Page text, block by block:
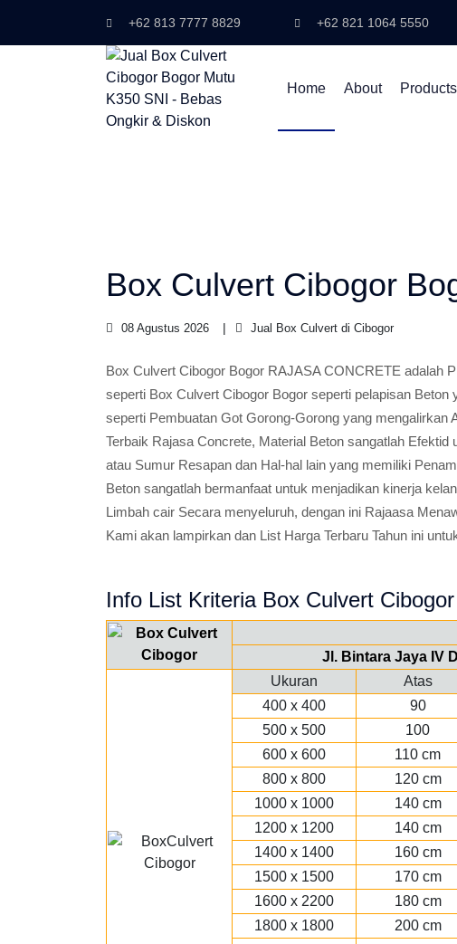
+62 813 7777 8829 +62 821 1064 5550
Home About Products
Box Culvert Cibogor
08 Agustus 2026 Jual Box Culvert di Cibogor
Box Culvert Cibogor Bogor RAJASA CONCRETE adalah
seperti Box Culvert Cibogor Bogor seperti pelapisan
seperti Pembuatan Got Gorong-Gorong yang mengalirkan
Terbaik Rajasa Concrete, Material Beton sangatlah
atau Sumur Resapan dan Hal-hal lain yang memiliki
Beton sangatlah bermanfaat untuk menjadikan kinerja
Limbah cair Secara menyeluruh, dengan ini Rajaasa
Kami akan lampirkan dan List Harga Terbaru Tahun ini
Info List Kriteria Box Culvert
Jl. Bintara Jaya IV
Ukuran
Atas
400 x 400
90
500 x 500
100
600 x 600
110 cm
800 x 800
120 cm
1000 x 1000
140 cm
1200 x 1200
140 cm
1400 x 1400
160 cm
1500 x 1500
170 cm
1600 x 2200
180 cm
1800 x 1800
200 cm